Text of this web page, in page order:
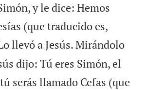
y le dice: Hemos
(que traducido es,
llevó a Jesús. Mirándolo
dijo: Tú eres Simón, el
serás llamado Cefas (que